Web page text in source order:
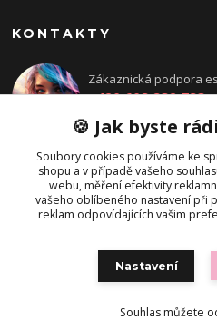
KONTAKTY
Zákaznická podpora
+420 608 832 783
🍪 Jak byste
Soubory cookies používáme ke
shopu a v případě vašeho
webu, měření efektivity
vašeho oblíbeného nastavení při
reklam odpovídajících vašim
Nastavení
Souhlas můžete